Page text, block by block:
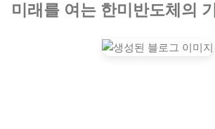
미래를 여는 한미반도체의